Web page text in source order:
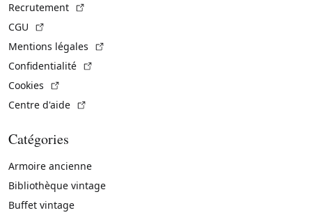
Recrutement
CGU
Mentions légales
Confidentialité
Cookies
Centre d'aide
Catégories
Armoire ancienne
Bibliothèque vintage
Buffet vintage